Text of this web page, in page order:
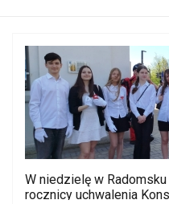
W niedzielę w
rocznicy uchwalenia